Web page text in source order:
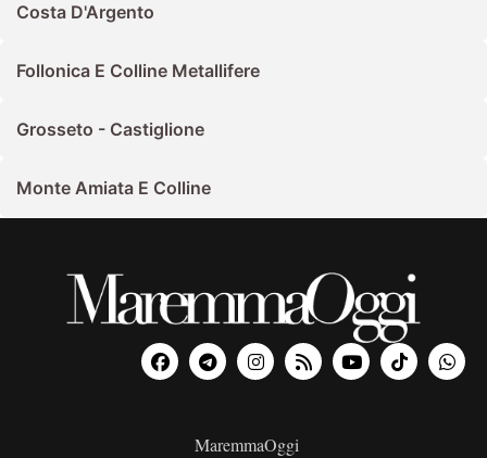
Costa D'Argento
Follonica E Colline Metallifere
Grosseto - Castiglione
Monte Amiata E Colline
MaremmaOggi